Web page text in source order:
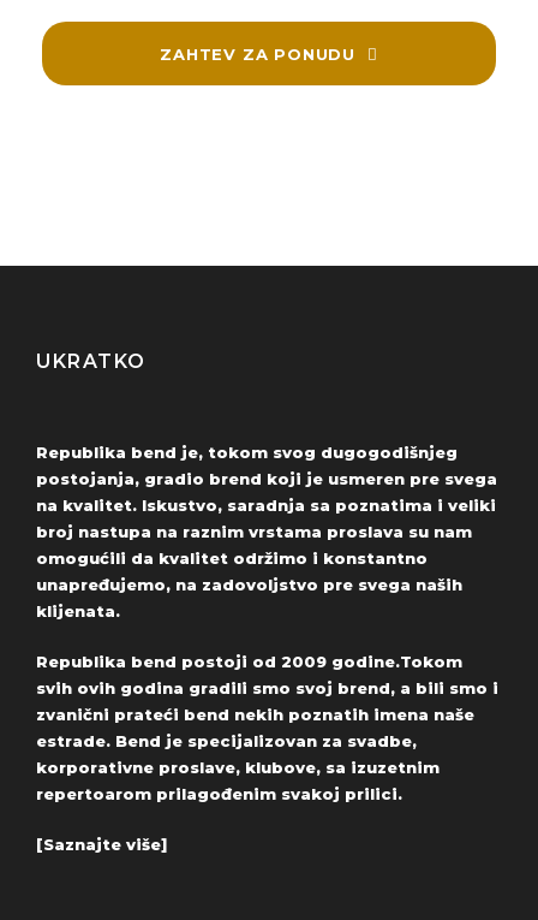
ZAHTEV ZA PONUDU
UKRATKO
Republika bend je, tokom svog dugogodišnjeg
postojanja, gradio brend koji je usmeren pre svega
na kvalitet. Iskustvo, saradnja sa poznatima i veliki
broj nastupa na raznim vrstama proslava su nam
omogućili da kvalitet održimo i konstantno
unapređujemo, na zadovoljstvo pre svega naših
klijenata.
Republika bend postoji od 2009 godine.Tokom
svih ovih godina gradili smo svoj brend, a bili smo i
zvanični prateći bend nekih poznatih imena naše
estrade. Bend je specijalizovan za svadbe,
korporativne proslave, klubove, sa izuzetnim
repertoarom prilagođenim svakoj prilici.
[Saznajte više]